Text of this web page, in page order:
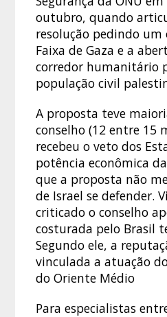
outubro, quando
resolução pedindo um
Faixa de Gaza e a
corredor humanitário
população civil
A proposta teve
conselho (12 entre 15
recebeu o veto dos
potência econômica
que a proposta não
de Israel se defender.
criticado o conselho
costurada pelo Brasil
Segundo ele, a
vinculada a atuação
do Oriente Médio
Para especialistas